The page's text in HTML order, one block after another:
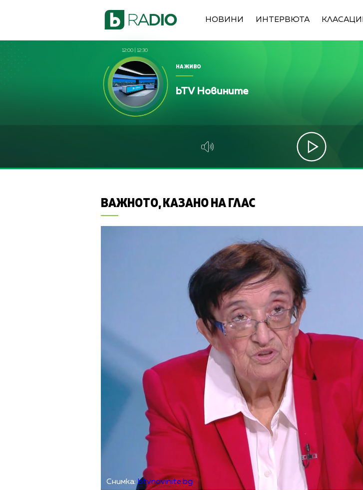
НОВИНИ ИНТЕРВЮТА
12:00 12:30
НА ЖИВО
bTV Новините
ВАЖНОТО, КАЗАНО НА ГЛАС
Снимка:btvnovinite.bg